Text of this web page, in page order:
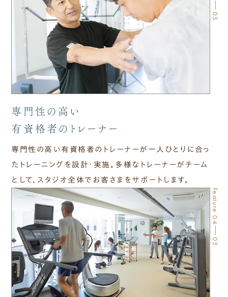
05
専門性の​高い
有資格者の​トレーナー
専門性の​高い​有資格者の​トレーナーが​一人​ひとりに​合っ
た​トレーニングを​設計・実施。​多様な​トレーナーが​チーム
と​して、​スタジオ全体で​お客さまを​サポートします。​
Feature 04
05